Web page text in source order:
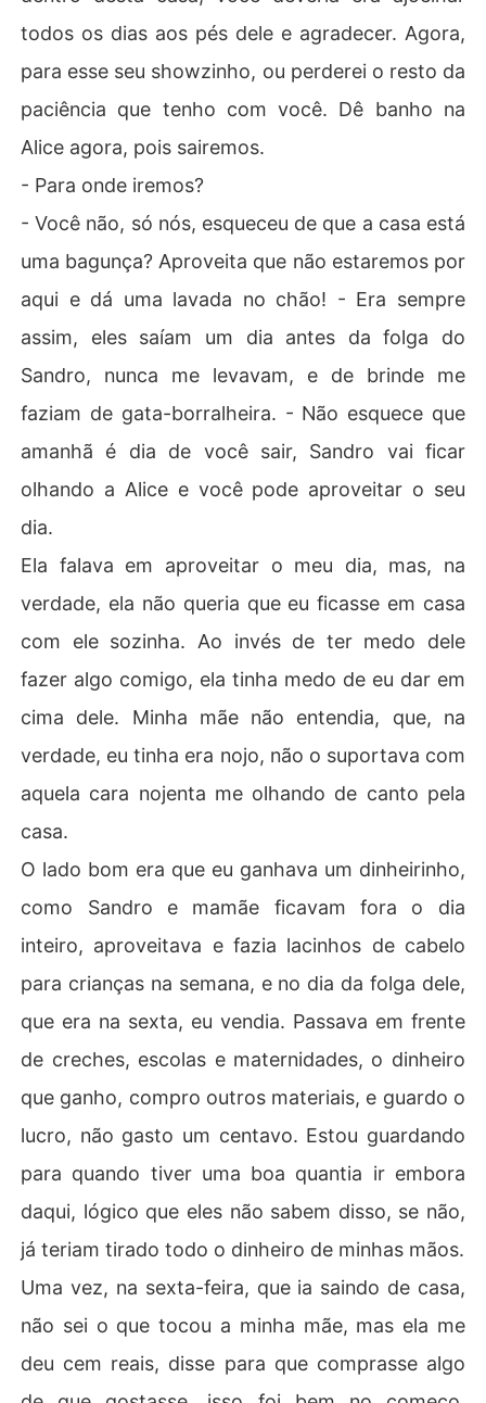
todos os dias aos pés dele e agradecer. Agora,
para esse seu showzinho, ou perderei o resto da
paciência que tenho com você. Dê banho na
Alice agora, pois sairemos.
- Para onde iremos?
- Você não, só nós, esqueceu de que a casa está
uma bagunça? Aproveita que não estaremos por
aqui e dá uma lavada no chão! - Era sempre
assim, eles saíam um dia antes da folga do
Sandro, nunca me levavam, e de brinde me
faziam de gata-borralheira. - Não esquece que
amanhã é dia de você sair, Sandro vai ficar
olhando a Alice e você pode aproveitar o seu
dia.
Ela falava em aproveitar o meu dia, mas, na
verdade, ela não queria que eu ficasse em casa
com ele sozinha. Ao invés de ter medo dele
fazer algo comigo, ela tinha medo de eu dar em
cima dele. Minha mãe não entendia, que, na
verdade, eu tinha era nojo, não o suportava com
aquela cara nojenta me olhando de canto pela
casa.
O lado bom era que eu ganhava um dinheirinho,
como Sandro e mamãe ficavam fora o dia
inteiro, aproveitava e fazia lacinhos de cabelo
para crianças na semana, e no dia da folga dele,
que era na sexta, eu vendia. Passava em frente
de creches, escolas e maternidades, o dinheiro
que ganho, compro outros materiais, e guardo o
lucro, não gasto um centavo. Estou guardando
para quando tiver uma boa quantia ir embora
daqui, lógico que eles não sabem disso, se não,
já teriam tirado todo o dinheiro de minhas mãos.
Uma vez, na sexta-feira, que ia saindo de casa,
não sei o que tocou a minha mãe, mas ela me
deu cem reais, disse para que comprasse algo